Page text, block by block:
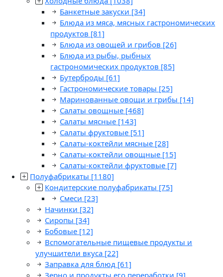
Банкетные закуски [34]
Блюда из мяса, мясных гастрономических
продуктов [81]
Блюда из овощей и грибов [26]
Блюда из рыбы, рыбных
гастрономических продуктов [85]
Бутерброды [61]
Гастрономические товары [25]
Маринованные овощи и грибы [14]
Салаты овощные [468]
Салаты мясные [143]
Салаты фруктовые [51]
Салаты-коктейли мясные [28]
Салаты-коктейли овощные [15]
Салаты-коктейли фруктовые [7]
Полуфабрикаты [1180]
Кондитерские полуфабрикаты [75]
Смеси [23]
Начинки [32]
Сиропы [34]
Бобовые [12]
Вспомогательные пищевые продукты и
улучшители вкуса [22]
Заправка для блюд [61]